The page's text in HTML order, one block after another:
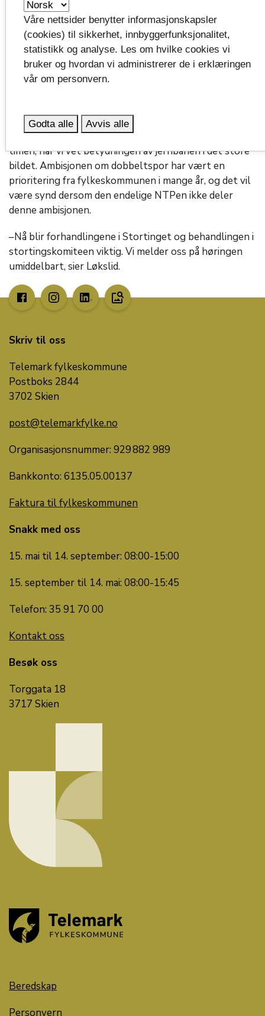
gjenstår av de 9 byområdene og som er klar med en ny
bypakke. Vi forventer lik behandling som Tromsø,
Nedre Glomma og Kristiansand. Det betyr at vi
forventer invitasjon til forhandling om byvekstavtale
etter stortingsvedtak i 2025.
–Underlig
–Jeg er forundra over at vi ikke ser spor av to tog i
timen, når vi vet betydningen av jernbanen i det store
bildet. Ambisjonen om dobbeltspor har vært en
prioritering fra fylkeskommunen i mange år, og det vil
være synd dersom den endelige NTPen ikke deler
denne ambisjonen.
–Nå blir forhandlingene i Stortinget og behandlingen i
stortingskomiteen viktig. Vi melder oss på høringen
umiddelbart, sier Løkslid.
image_search
Skriv til oss
Telemark fylkeskommune
Postboks 2844
3702 Skien
post@telemarkfylke.no
Organisasjonsnummer: 929 882 989
Bankkonto: 6135.05.00137
Faktura til fylkeskommunen
Snakk med oss
15. mai til 14. september: 08:00-15:00
15. september til 14. mai: 08:00-15:45
Telefon: 35 91 70 00
Kontakt oss
Besøk oss
Torggata 18
3717 Skien
Beredskap
Personvern
Våre nettsider benytter informasjonskapsler
(cookies) til sikkerhet, innbyggerfunksjonalitet,
statistikk og analyse. Les om hvilke cookies vi
bruker og hvordan vi administrerer de i erklæringen
vår om personvern.
Godta alle Avvis alle